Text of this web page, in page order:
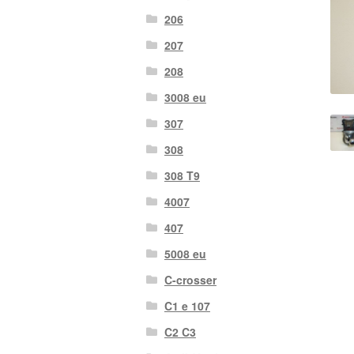
206
207
208
3008 eu
307
308
308 T9
4007
407
5008 eu
C-crosser
C1 e 107
C2 C3